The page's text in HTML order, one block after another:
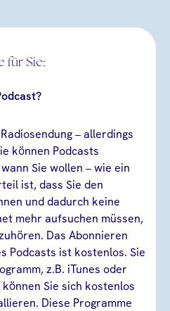
für Sie:
– allerdings
können Podcasts
Sie wollen – wie ein
ist, dass Sie den
und dadurch keine
mehr aufsuchen müssen,
Das Abonnieren
Podcasts ist kostenlos. Sie
z.B. iTunes oder
Sie sich kostenlos
Diese Programme